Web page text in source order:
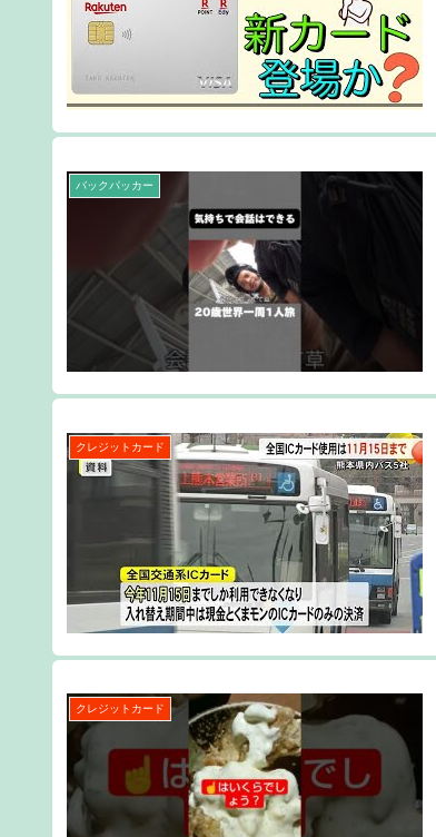
バックパッカー
クレジットカード
クレジットカード